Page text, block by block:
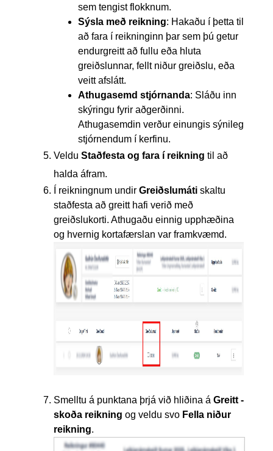
sem tengist flokknum.
Sýsla með reikning: Hakaðu í þetta til
að fara í reikninginn þar sem þú getur
endurgreitt að fullu eða hluta
greiðslunnar, fellt niður greiðslu, eða
veitt afslátt.
Athugasemd stjórnanda: Sláðu inn
skýringu fyrir aðgerðinni.
Athugasemdin verður einungis sýnileg
stjórnendum í kerfinu.
Veldu Staðfesta og fara í reikning til að
halda áfram.
Í reikningnum undir Greiðslumáti skaltu
staðfesta að greitt hafi verið með
greiðslukorti. Athugaðu einnig upphæðina
og hvernig kortafærslan var framkvæmd.
Smelltu á punktana þrjá við hliðina á Greitt -
skoða reikning og veldu svo Fella niður
reikning.